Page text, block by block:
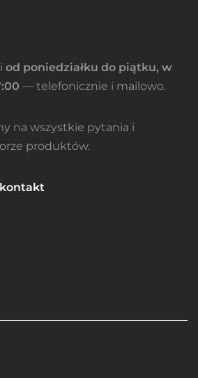
od poniedziałku do piątku, w
— telefonicznie i mailowo.
na wszystkie pytania i
produktów.